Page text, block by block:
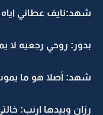
شهد:نايف عطاني اياه
بدور: روحي رجعيه لا
شهد: أصلا هو ما يموت
رزان وبيدها ارنب: